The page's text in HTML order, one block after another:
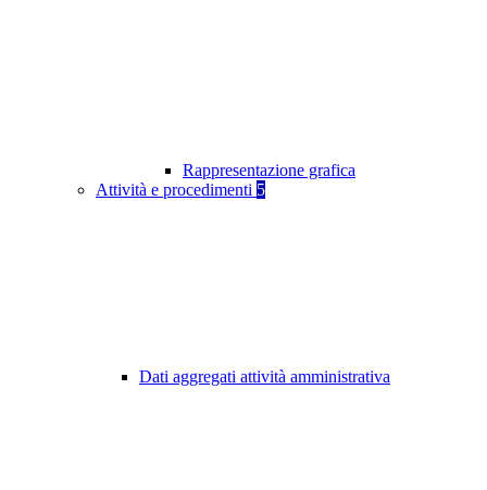
Rappresentazione grafica
Attività e procedimenti 5
Dati aggregati attività amministrativa